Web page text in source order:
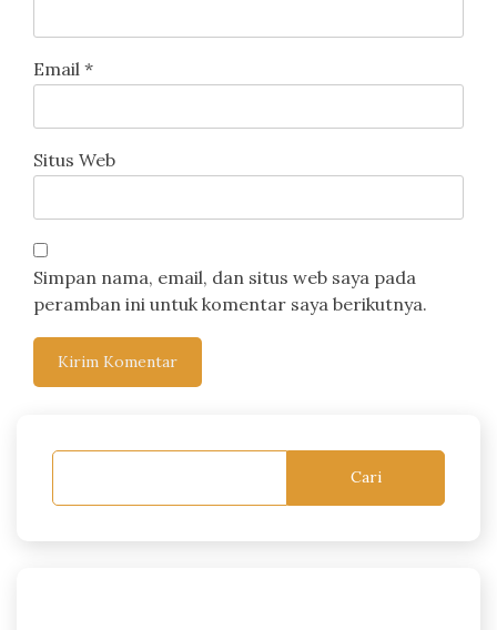
Email *
Situs Web
Simpan nama, email, dan situs web saya pada
peramban ini untuk komentar saya berikutnya.
Cari